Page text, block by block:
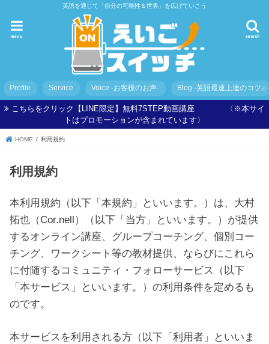
英語を通じて「自分の可能性＆世界」を広げていこう
search
menu
Profile Service Voice -お客様のお声- Blog -英語最速上達のコツ-
こちらをクリック【LINE限定】無料7STEP動画講座 〈※本サイ
トはプロモーションが含まれています〉
HOME 利用規約
利用規約
本利用規約（以下「本規約」といいます。）は、大村
拓也（Cor.nell）（以下「当方」といいます。）が提供
するオンライン講座、グループコーチング、個別コー
チング、ワークシート等の教材提供、ならびにこれら
に付随するコミュニティ・フォローサービス（以下
「本サービス」といいます。）の利用条件を定めるも
のです。
本サービスを利用される方（以下「利用者」といいま